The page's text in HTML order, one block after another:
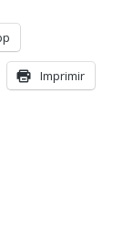
Imprimir